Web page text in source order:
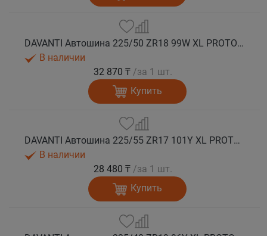
DAVANTI Автошина 225/50 ZR18 99W XL PROTOURA SPORT RPR лето
В наличии
32 870 ₸ /за 1 шт.
Купить
DAVANTI Автошина 225/55 ZR17 101Y XL PROTOURA SPORT RPR лето
В наличии
28 480 ₸ /за 1 шт.
Купить